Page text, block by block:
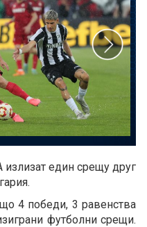
един срещу друг
4 победи, 3 равенства
футболни срещи.